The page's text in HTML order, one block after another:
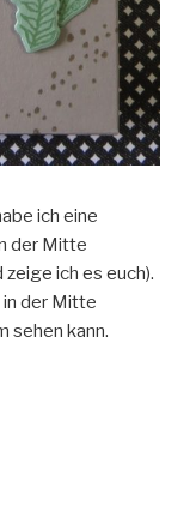
ich eine
der Mitte
ich es euch).
in der Mitte
sehen kann.